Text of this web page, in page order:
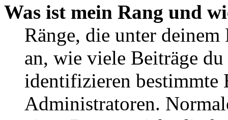
Was ist mein Rang und
Ränge, die unter deinem
an, wie viele Beiträge
identifizieren bestimmte
Administratoren.